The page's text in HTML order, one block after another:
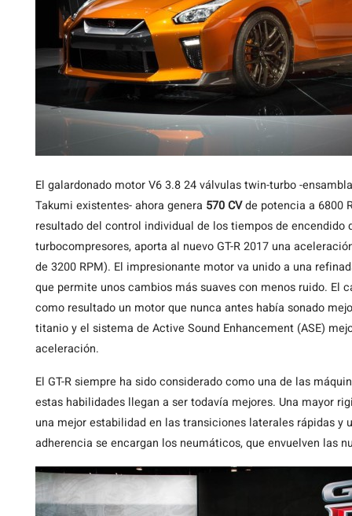
El galardonado motor V6 3.8 24 válvulas twin-turbo -
Takumi existentes- ahora genera 570 CVde potencia a 6800
resultado del control individual de los tiempos de
turbocompresores, aporta al nuevo GT-R 2017 una
de 3200 RPM). El impresionante motor va unido a una
que permite unos cambios más suaves con menos ruido. El
como resultado un motor que nunca antes había sonado
titanio y el sistema de Active Sound Enhancement (ASE)
aceleración.
El GT-R siempre ha sido considerado como una de las
estas habilidades llegan a ser todavía mejores. Una mayor
una mejor estabilidad en las transiciones laterales rápidas y
adherencia se encargan los neumáticos, que envuelven las